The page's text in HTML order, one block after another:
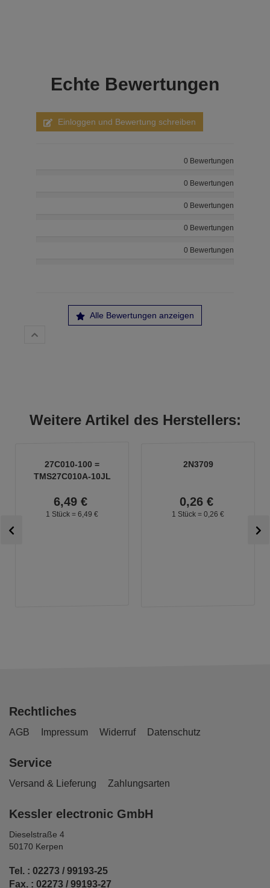
Echte Bewertungen
Einloggen und Bewertung schreiben
0 Bewertungen
0 Bewertungen
0 Bewertungen
0 Bewertungen
0 Bewertungen
Alle Bewertungen anzeigen
Weitere Artikel des Herstellers:
27C010-100 =
TMS27C010A-10JL
6,49 €
1 Stück = 6, 49 €
2N3709
0,26 €
1 Stück = 0, 26 €
Rechtliches
AGB Impressum Widerruf Datenschutz
Service
Versand & Lieferung Zahlungsarten
Kessler electronic GmbH
Dieselstraße 4
50170 Kerpen
Tel. : 02273 / 99193-25
Fax. : 02273 / 99193-27